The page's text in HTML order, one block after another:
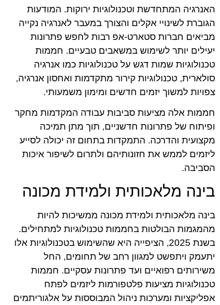
האנרגיה המתחדשת וטכנולוגיות ירוקות. המודעות
הגוברת לשינויי אקלים והצורך במעבר לאנרגיה נקייה
מביאים חברות סטארט-אפ רבות לחפש פתרונות
יעילים יותר לשימוש במשאבים טבעיים. חממות
טכנולוגיות שמות דגש על טכנולוגיות כמו אנרגיה
סולארית, טכנולוגיות קירור מתקדמות ואחסון אנרגיה,
צפויות למשוך יזמים חדשים ומימון משמעותי.
חממות אלה מציעות סביבות עבודה המקדמות מחקר
ופיתוח של פתרונות חדשניים, תוך מתן תמיכה
מקצועית והדרכה. התמקדות בתחום זה יכולה לסייע
ליזמים לממש את חזונותיהם ולתרום לשיפור איכות
הסביבה.
בינה מלאכותית ולמידת מכונה
בינה מלאכותית ולמידת מכונה ממשיכות להיות
מהמגמות הבולטות בחממות טכנולוגיות למתחילים.
בשנת 2025, הציפייה היא שהשימוש בטכנולוגיות אלו
יתעמק ויתפשט למגוון רחב של תחומים, החל
משירותים רפואיים ועד פתרונות עסקיים. חממות
טכנולוגיות מציעות פלטפורמות ליזמים לפתח
אפליקציות ומערכות ניהול המבוססות על אלגוריתמים